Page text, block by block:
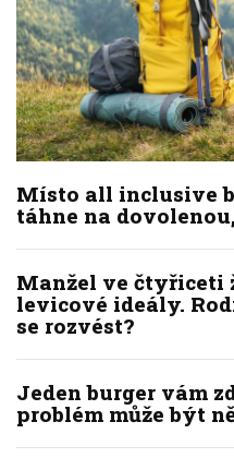
Místo all inclusive
táhne na
Manžel ve čtyřiceti
levicové ideály.
se rozvést?
Jeden burger vám
problém může být